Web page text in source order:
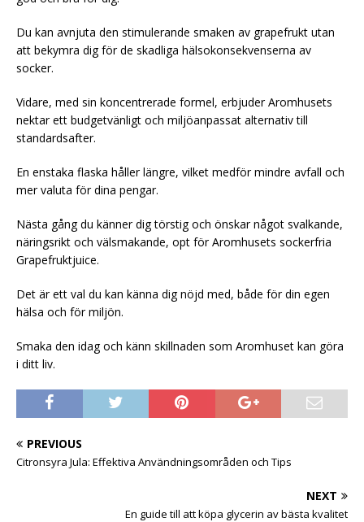
Du kan avnjuta den stimulerande smaken av grapefrukt utan
att bekymra dig för de skadliga hälsokonsekvenserna av
socker.
Vidare, med sin koncentrerade formel, erbjuder Aromhusets
nektar ett budgetvänligt och miljöanpassat alternativ till
standardsafter.
En enstaka flaska håller längre, vilket medför mindre avfall och
mer valuta för dina pengar.
Nästa gång du känner dig törstig och önskar något svalkande,
näringsrikt och välsmakande, opt för Aromhusets sockerfria
Grapefruktjuice.
Det är ett val du kan känna dig nöjd med, både för din egen
hälsa och för miljön.
Smaka den idag och känn skillnaden som Aromhuset kan göra
i ditt liv.
PREVIOUS
Citronsyra Jula: Effektiva Användningsområden och Tips
NEXT
En guide till att köpa glycerin av bästa kvalitet